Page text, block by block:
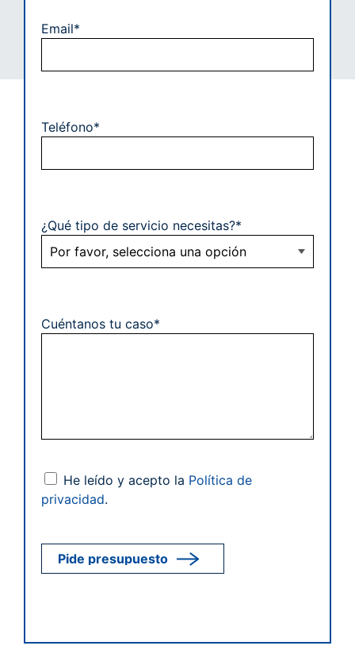
Email*
Teléfono*
¿Qué tipo de servicio necesitas?*
Cuéntanos tu caso*
He leído y acepto la Política de
privacidad.